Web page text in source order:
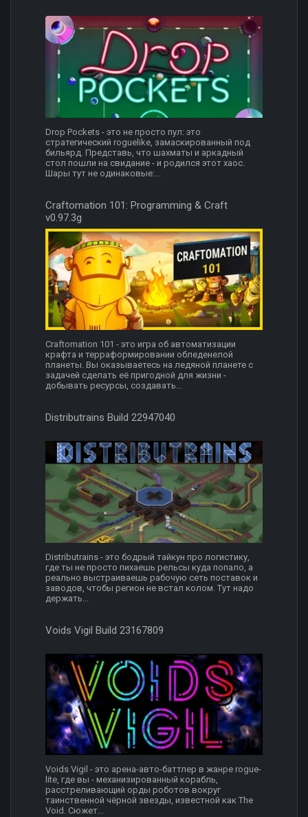
Drop Pockets - это не просто пул: это
стратегический roguelike, замаскированный под
бильярд. Представь, что шахматы и аркадный
стол пошли на свидание - и родился этот хаос.
Шары тут не одинаковые:...
Craftomation 101: Programming & Craft
v0.97.3g
Craftomation 101 - это игра об автоматизации
крафта и терраформировании обледенелой
планеты. Вы оказываетесь на ледяной планете с
задачей сделать её пригодной для жизни -
добывать ресурсы, создавать...
Distributrains Build 22947040
Distributrains - это бодрый тайкун про логистику,
где ты не просто пихаешь рельсы куда попало, а
реально выстраиваешь рабочую сеть поставок и
заводов, чтобы регион не встал колом. Тут надо
держать...
Voids Vigil Build 23167809
Voids Vigil - это арена-авто-баттлер в жанре rogue-
lite, где вы - механизированный корабль,
расстреливающий орды роботов вокруг
таинственной чёрной звезды, известной как The
Void. Сюжет...